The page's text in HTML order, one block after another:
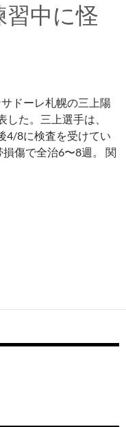
習中に怪
ドーレ札幌の三上陽
た。三上選手は、
4/8に検査を受けてい
傷で全治6〜8週。 関